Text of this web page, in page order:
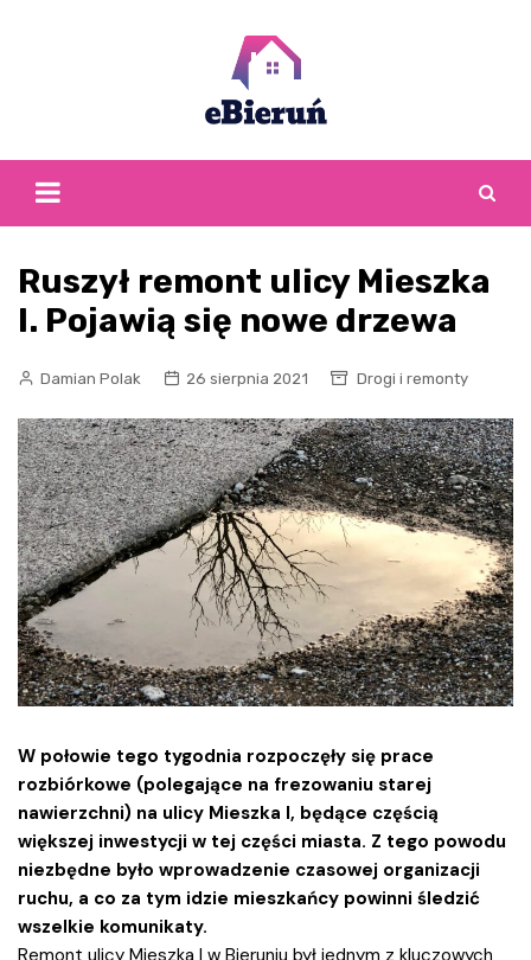
Ruszył remont ulicy Mieszka
I. Pojawią się nowe drzewa
Damian Polak 26 sierpnia 2021 Drogi i remonty
W połowie tego tygodnia rozpoczęły się prace
rozbiórkowe (polegające na frezowaniu starej
nawierzchni) na ulicy Mieszka I, będące częścią
większej inwestycji w tej części miasta. Z tego powodu
niezbędne było wprowadzenie czasowej organizacji
ruchu, a co za tym idzie mieszkańcy powinni śledzić
wszelkie komunikaty.